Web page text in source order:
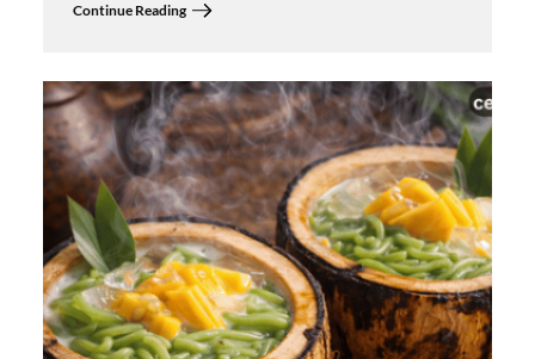
Continue Reading